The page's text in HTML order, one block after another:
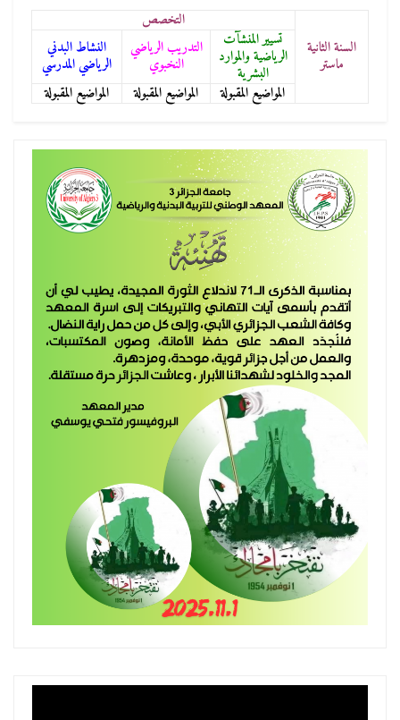
السنة الثانية
ماستر
التخصص
تسيير المنشآت
الرياضية والموارد
البشرية
التدريب الرياضي
النخبوي
النشاط البدني
الرياضي المدرسي
المواضيع المقبولة
المواضيع المقبولة المواضيع المقبولة